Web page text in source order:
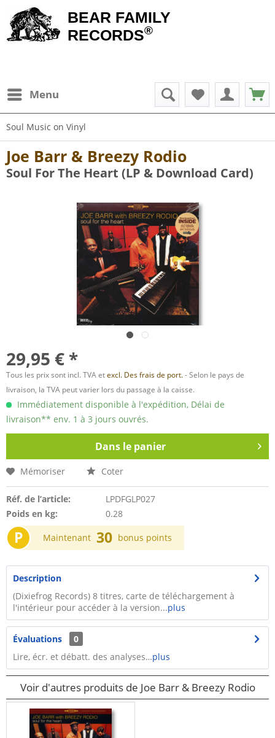
BEAR FAMILY
RECORDS®
Menu
Soul Music on Vinyl
Joe Barr & Breezy Rodio
Soul For The Heart (LP & Download Card)
29,95 € *
Tous les prix sont incl. TVA etexcl. Des frais de port.- Selon le pays de
livraison, la TVA peut varier lors du passage à la caisse.
Immédiatement disponible à l'expédition, Délai de
livraison** env. 1 à 3 jours ouvrés.
Dans le panier
Mémoriser Coter
Réf. de l’article:
LPDFGLP027
Poids en kg:
0.28
P Maintenant 30 bonus points
Description
(Dixiefrog Records) 8 titres, carte de téléchargement à
l'intérieur pour accéder à la version...plus
Évaluations
0
Lire, écr. et débatt. des analyses…plus
Voir d'autres produits de Joe Barr & Breezy Rodio